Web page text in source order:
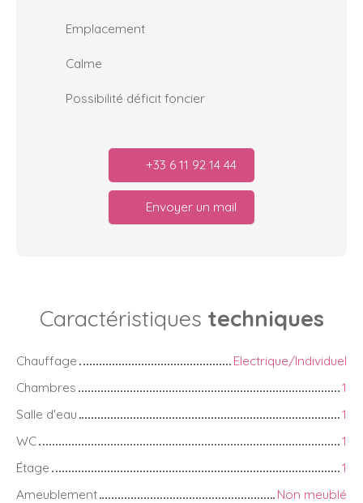
Emplacement
Calme
Possibilité déficit foncier
+33 6 11 92 14 44
Envoyer un mail
Caractéristiques techniques
Chauffage
Electrique/Individuel
Chambres
1
Salle d'eau
1
WC
1
Étage
1
Ameublement
Non meublé